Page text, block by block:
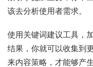
该去分析使用者需求。
使用关键词建议工具，
结果，你就可以收集到
来内容策略，才能够产